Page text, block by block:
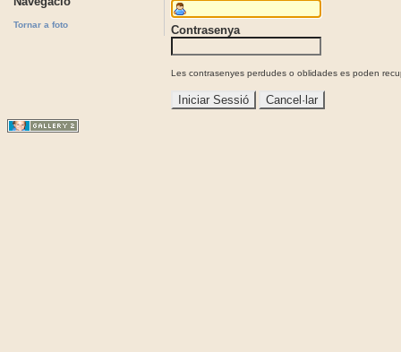
Tornar a foto Contrasenya
Les contrasenyes perdudes o oblidades es poden